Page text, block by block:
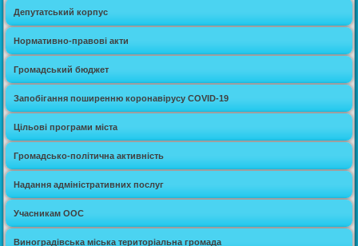
Депутатський корпус
Нормативно-правові акти
Громадський бюджет
Запобігання поширенню коронавірусу COVID-19
Цільові програми міста
Громадсько-політична активність
Надання адміністративних послуг
Учасникам ООС
Виноградівська міська територіальна громада